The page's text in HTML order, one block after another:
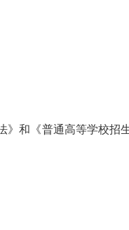
》和《普通高等学校招